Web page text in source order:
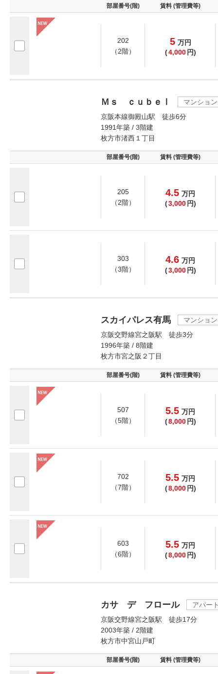
部屋番号(階) 賃料 (管理費等)
202
（2階）
5 万円
(4,000 円)
Ｍｓ ｃｕｂｅⅠ
マンション
京阪本線御殿山駅 徒歩6分
1991年築 / 3階建
枚方市渚西１丁目
部屋番号(階) 賃料 (管理費等)
205
（2階）
4.5 万円
(3,000 円)
303
（3階）
4.6 万円
(3,000 円)
スカイパレス有馬
マンション
京阪交野線宮之阪駅 徒歩3分
1996年築 / 8階建
枚方市宮之阪２丁目
部屋番号(階) 賃料 (管理費等)
507
（5階）
5.5 万円
(8,000 円)
702
（7階）
5.5 万円
(8,000 円)
603
（6階）
5.5 万円
(8,000 円)
カサ デ フロール
アパー
京阪交野線宮之阪駅 徒歩17分
2003年築 / 2階建
枚方市中宮山戸町
部屋番号(階) 賃料 (管理費等)